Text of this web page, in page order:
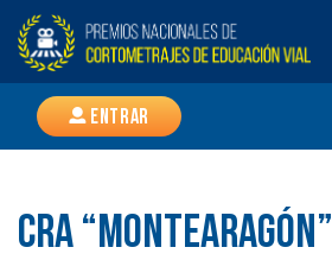
Entrar
CRA “MONTEARAGÓN”